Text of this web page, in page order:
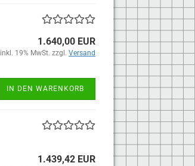
1.640,00 EUR
inkl. 19% MwSt. zzgl. Versand
IN DEN WARENKORB
1.439,42 EUR